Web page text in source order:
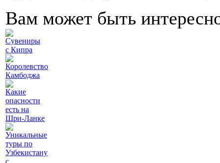
Вам может быть
Сувениры
с Кипра
Королевство
Камбоджа
Какие
опасности
есть на
Шри-Ланке
Уникальные
туры по
Узбекистану